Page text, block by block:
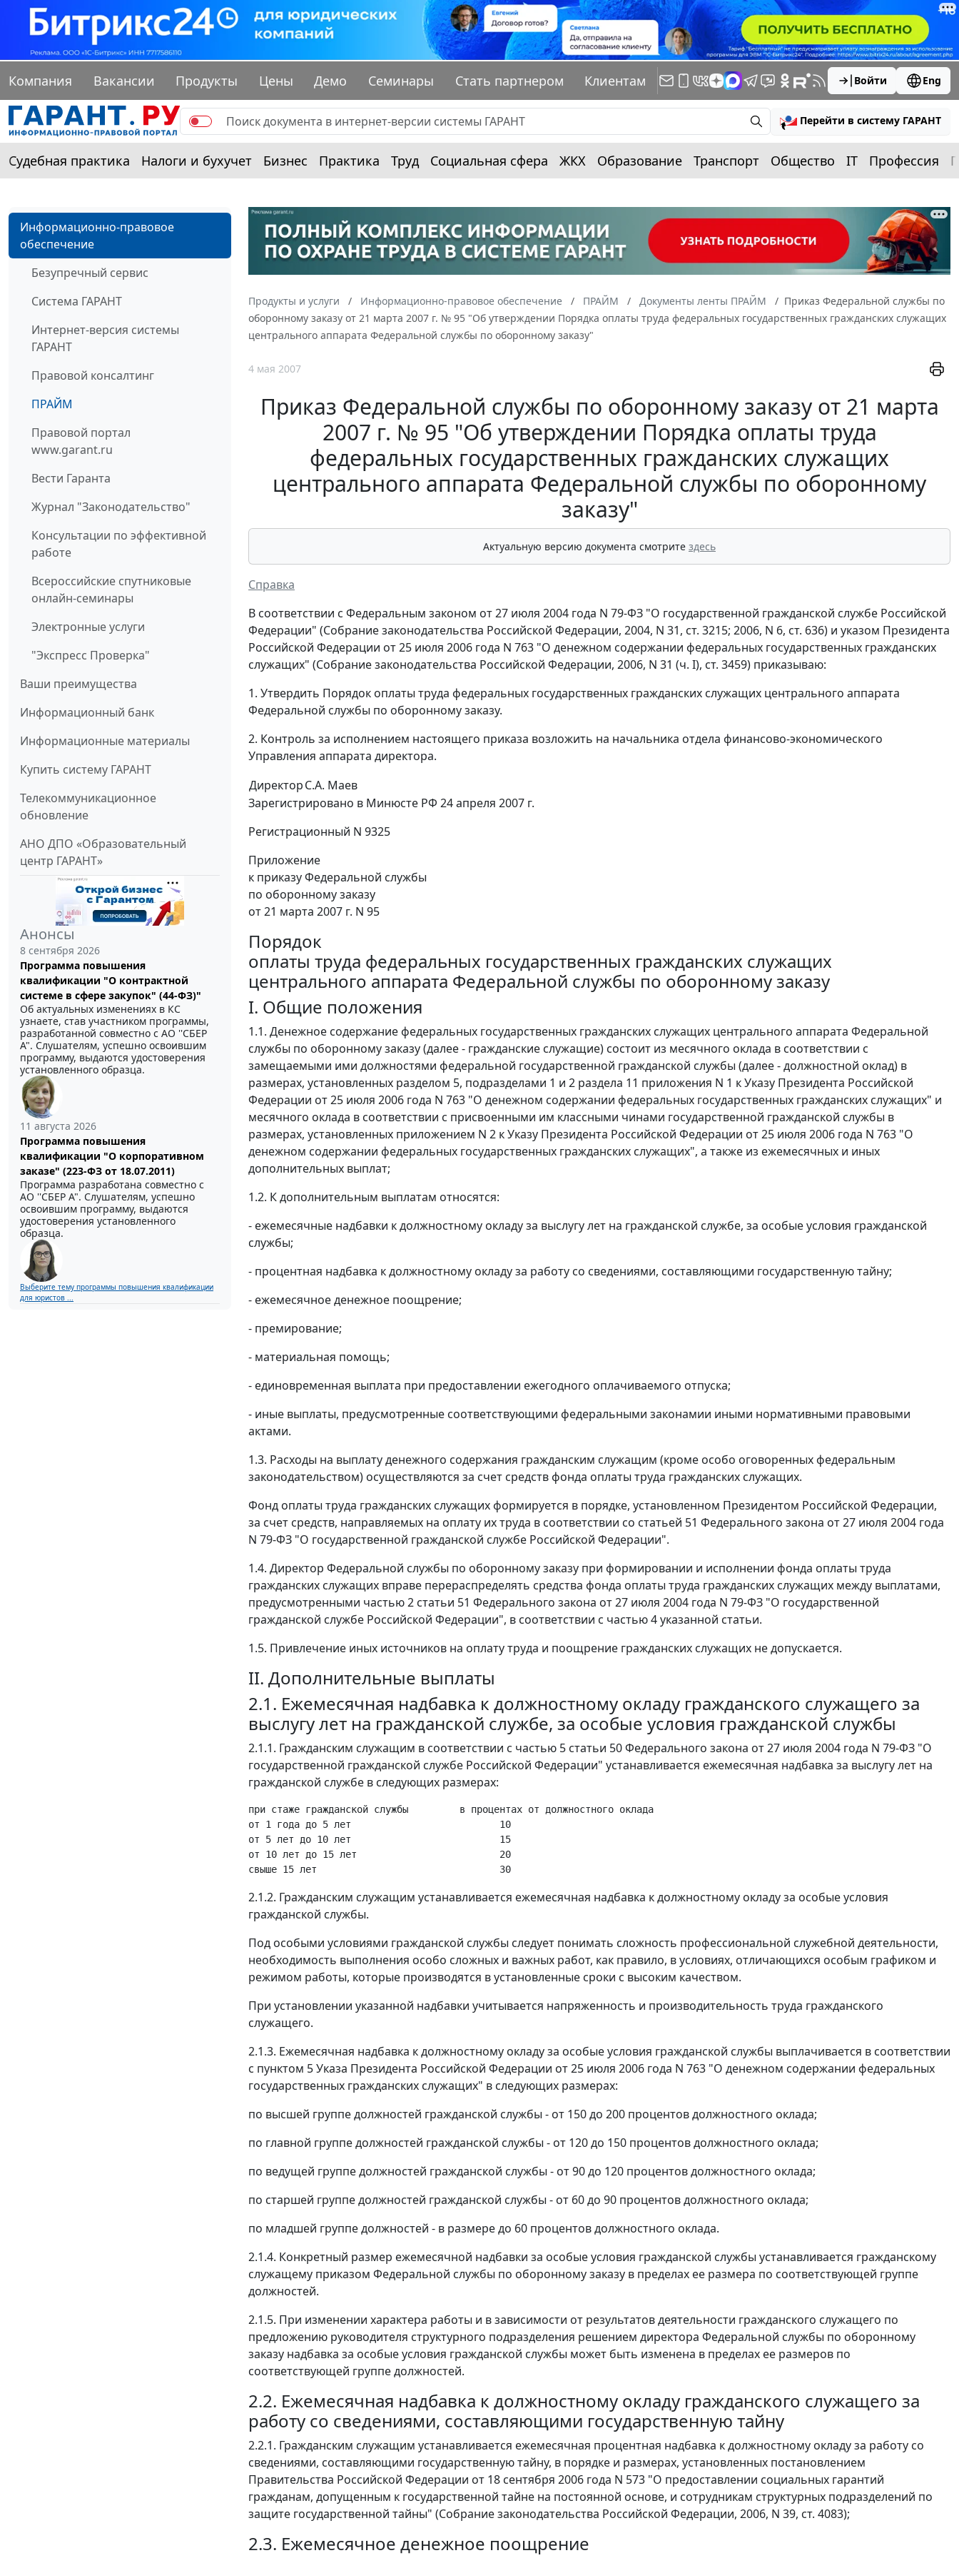
Компания Вакансии Продукты Цены Демо Семинары Стать партнером Клиентам Войти Eng
Перейти в систему ГАРАНТ
Судебная практика Налоги и бухучет Бизнес Практика Труд Социальная сфера ЖКХ Образование Транспорт Общество IT Профессия
Информационно-правовое
обеспечение
Безупречный сервис
Система ГАРАНТ
Интернет-версия системы
ГАРАНТ
Правовой консалтинг
ПРАЙМ
Правовой портал
www.garant.ru
Вести Гаранта
Журнал "Законодательство"
Консультации по эффективной
работе
Всероссийские спутниковые
онлайн-семинары
Электронные услуги
"Экспресс Проверка"
Ваши преимущества
Информационный банк
Информационные материалы
Купить систему ГАРАНТ
Телекоммуникационное
обновление
АНО ДПО «Образовательный
центр ГАРАНТ»
Анонсы
8 сентября 2026
Программа повышения
квалификации "О контрактной
системе в сфере закупок" (44-ФЗ)"
Об актуальных изменениях в КС
узнаете, став участником программы,
разработанной совместно с АО ''СБЕР
А". Слушателям, успешно освоившим
программу, выдаются удостоверения
установленного образца.
11 августа 2026
Программа повышения
квалификации "О корпоративном
заказе" (223-ФЗ от 18.07.2011)
Программа разработана совместно с
АО ''СБЕР А". Слушателям, успешно
освоившим программу, выдаются
удостоверения установленного
образца.
Выберите тему программы повышения квалификации
для юристов ...
Продукты и услуги Информационно-правовое обеспечение ПРАЙМ Документы ленты ПРАЙМ
Приказ Федеральной службы по
оборонному заказу от 21 марта 2007 г. № 95 "Об утверждении Порядка оплаты труда федеральных государственных гражданских служащих
центрального аппарата Федеральной службы по оборонному заказу"
4 мая 2007
Приказ Федеральной службы по оборонному заказу от 21 марта
2007 г. № 95 "Об утверждении Порядка оплаты труда
федеральных государственных гражданских служащих
центрального аппарата Федеральной службы по оборонному
заказу"
Актуальную версию документа смотрите здесь
Справка
В соответствии с Федеральным законом от 27 июля 2004 года N 79-ФЗ "О государственной гражданской службе Российской
Федерации" (Собрание законодательства Российской Федерации, 2004, N 31, ст. 3215; 2006, N 6, ст. 636) и указом Президента
Российской Федерации от 25 июля 2006 года N 763 "О денежном содержании федеральных государственных гражданских
служащих" (Собрание законодательства Российской Федерации, 2006, N 31 (ч. I), ст. 3459) приказываю:
1. Утвердить Порядок оплаты труда федеральных государственных гражданских служащих центрального аппарата
Федеральной службы по оборонному заказу.
2. Контроль за исполнением настоящего приказа возложить на начальника отдела финансово-экономического
Управления аппарата директора.
ДиректорС.А. Маев
Зарегистрировано в Минюсте РФ 24 апреля 2007 г.
Регистрационный N 9325
Приложение
к приказу Федеральной службы
по оборонному заказу
от 21 марта 2007 г. N 95
Порядок
оплаты труда федеральных государственных гражданских служащих
центрального аппарата Федеральной службы по оборонному заказу
I. Общие положения
1.1. Денежное содержание федеральных государственных гражданских служащих центрального аппарата Федеральной
службы по оборонному заказу (далее - гражданские служащие) состоит из месячного оклада в соответствии с
замещаемыми ими должностями федеральной государственной гражданской службы (далее - должностной оклад) в
размерах, установленных разделом 5, подразделами 1 и 2 раздела 11 приложения N 1 к Указу Президента Российской
Федерации от 25 июля 2006 года N 763 "О денежном содержании федеральных государственных гражданских служащих" и
месячного оклада в соответствии с присвоенными им классными чинами государственной гражданской службы в
размерах, установленных приложением N 2 к Указу Президента Российской Федерации от 25 июля 2006 года N 763 "О
денежном содержании федеральных государственных гражданских служащих", а также из ежемесячных и иных
дополнительных выплат;
1.2. К дополнительным выплатам относятся:
- ежемесячные надбавки к должностному окладу за выслугу лет на гражданской службе, за особые условия гражданской
службы;
- процентная надбавка к должностному окладу за работу со сведениями, составляющими государственную тайну;
- ежемесячное денежное поощрение;
- премирование;
- материальная помощь;
- единовременная выплата при предоставлении ежегодного оплачиваемого отпуска;
- иные выплаты, предусмотренные соответствующими федеральными законамии иными нормативными правовыми
актами.
1.3. Расходы на выплату денежного содержания гражданским служащим (кроме особо оговоренных федеральным
законодательством) осуществляются за счет средств фонда оплаты труда гражданских служащих.
Фонд оплаты труда гражданских служащих формируется в порядке, установленном Президентом Российской Федерации,
за счет средств, направляемых на оплату их труда в соответствии со статьей 51 Федерального закона от 27 июля 2004 года
N 79-ФЗ "О государственной гражданской службе Российской Федерации".
1.4. Директор Федеральной службы по оборонному заказу при формировании и исполнении фонда оплаты труда
гражданских служащих вправе перераспределять средства фонда оплаты труда гражданских служащих между выплатами,
предусмотренными частью 2 статьи 51 Федерального закона от 27 июля 2004 года N 79-ФЗ "О государственной
гражданской службе Российской Федерации", в соответствии с частью 4 указанной статьи.
1.5. Привлечение иных источников на оплату труда и поощрение гражданских служащих не допускается.
II. Дополнительные выплаты
2.1. Ежемесячная надбавка к должностному окладу гражданского служащего за
выслугу лет на гражданской службе, за особые условия гражданской службы
2.1.1. Гражданским служащим в соответствии с частью 5 статьи 50 Федерального закона от 27 июля 2004 года N 79-ФЗ "О
государственной гражданской службе Российской Федерации" устанавливается ежемесячная надбавка за выслугу лет на
гражданской службе в следующих размерах:
при стаже гражданской службы         в процентах от должностного оклада
от 1 года до 5 лет                          10
от 5 лет до 10 лет                          15
от 10 лет до 15 лет                         20
2.1.2. Гражданским служащим устанавливается ежемесячная надбавка к должностному окладу за особые условия
гражданской службы.
Под особыми условиями гражданской службы следует понимать сложность профессиональной служебной деятельности,
необходимость выполнения особо сложных и важных работ, как правило, в условиях, отличающихся особым графиком и
режимом работы, которые производятся в установленные сроки с высоким качеством.
При установлении указанной надбавки учитывается напряженность и производительность труда гражданского
служащего.
2.1.3. Ежемесячная надбавка к должностному окладу за особые условия гражданской службы выплачивается в соответствии
с пунктом 5 Указа Президента Российской Федерации от 25 июля 2006 года N 763 "О денежном содержании федеральных
государственных гражданских служащих" в следующих размерах:
по высшей группе должностей гражданской службы - от 150 до 200 процентов должностного оклада;
по главной группе должностей гражданской службы - от 120 до 150 процентов должностного оклада;
по ведущей группе должностей гражданской службы - от 90 до 120 процентов должностного оклада;
по старшей группе должностей гражданской службы - от 60 до 90 процентов должностного оклада;
по младшей группе должностей - в размере до 60 процентов должностного оклада.
2.1.4. Конкретный размер ежемесячной надбавки за особые условия гражданской службы устанавливается гражданскому
служащему приказом Федеральной службы по оборонному заказу в пределах ее размера по соответствующей группе
должностей.
2.1.5. При изменении характера работы и в зависимости от результатов деятельности гражданского служащего по
предложению руководителя структурного подразделения решением директора Федеральной службы по оборонному
заказу надбавка за особые условия гражданской службы может быть изменена в пределах ее размеров по
соответствующей группе должностей.
2.2. Ежемесячная надбавка к должностному окладу гражданского служащего за
работу со сведениями, составляющими государственную тайну
2.2.1. Гражданским служащим устанавливается ежемесячная процентная надбавка к должностному окладу за работу со
сведениями, составляющими государственную тайну, в порядке и размерах, установленных постановлением
Правительства Российской Федерации от 18 сентября 2006 года N 573 "О предоставлении социальных гарантий
гражданам, допущенным к государственной тайне на постоянной основе, и сотрудникам структурных подразделений по
защите государственной тайны" (Собрание законодательства Российской Федерации, 2006, N 39, ст. 4083);
2.3. Ежемесячное денежное поощрение